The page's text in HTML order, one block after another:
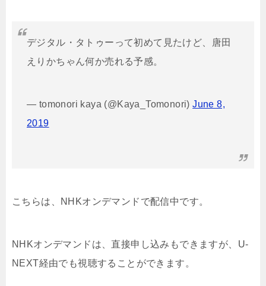
デジタル・タトゥーって初めて見たけど、唐田
えりかちゃん何か売れる予感。
— tomonori kaya (@Kaya_Tomonori)June 8,
2019
こちらは、NHKオンデマンドで配信中です。
NHKオンデマンドは、直接申し込みもできますが、U-
NEXT経由でも視聴することができます。